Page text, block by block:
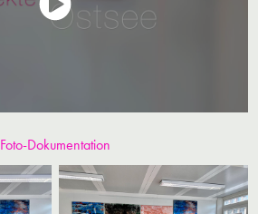
Foto-Dokumentation